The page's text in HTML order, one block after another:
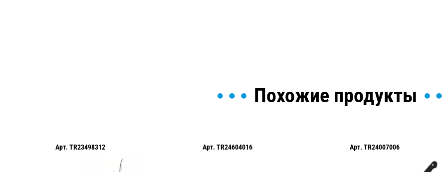
Похожие продукты
Арт. TR23498312 Арт. TR24604016 Арт. TR24007006